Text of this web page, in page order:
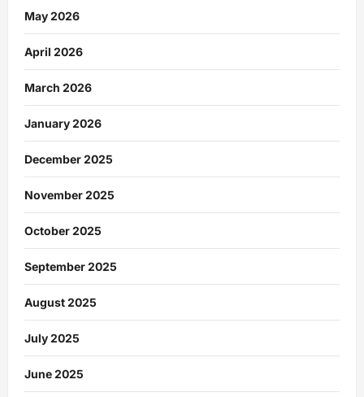
May 2026
April 2026
March 2026
January 2026
December 2025
November 2025
October 2025
September 2025
August 2025
July 2025
June 2025